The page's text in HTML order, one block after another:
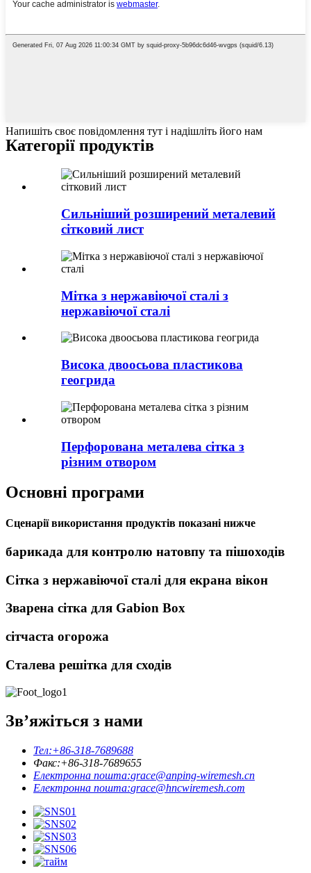
Напишіть своє повідомлення тут і надішліть його нам
Категорії продуктів
Сильніший розширений металевий
сітковий лист
Мітка з нержавіючої сталі з
нержавіючої сталі
Висока двоосьова пластикова
геогрида
Перфорована металева сітка з
різним отвором
Основні програми
Сценарії використання продуктів показані нижче
барикада для контролю натовпу та пішоходів
Сітка з нержавіючої сталі для екрана вікон
Зварена сітка для Gabion Box
сітчаста огорожа
Сталева решітка для сходів
Зв’яжіться з нами
Тел:+86-318-7689688
Факс:+86-318-7689655
Електронна пошта:grace@anping-wiremesh.cn
Електронна пошта:grace@hncwiremesh.com